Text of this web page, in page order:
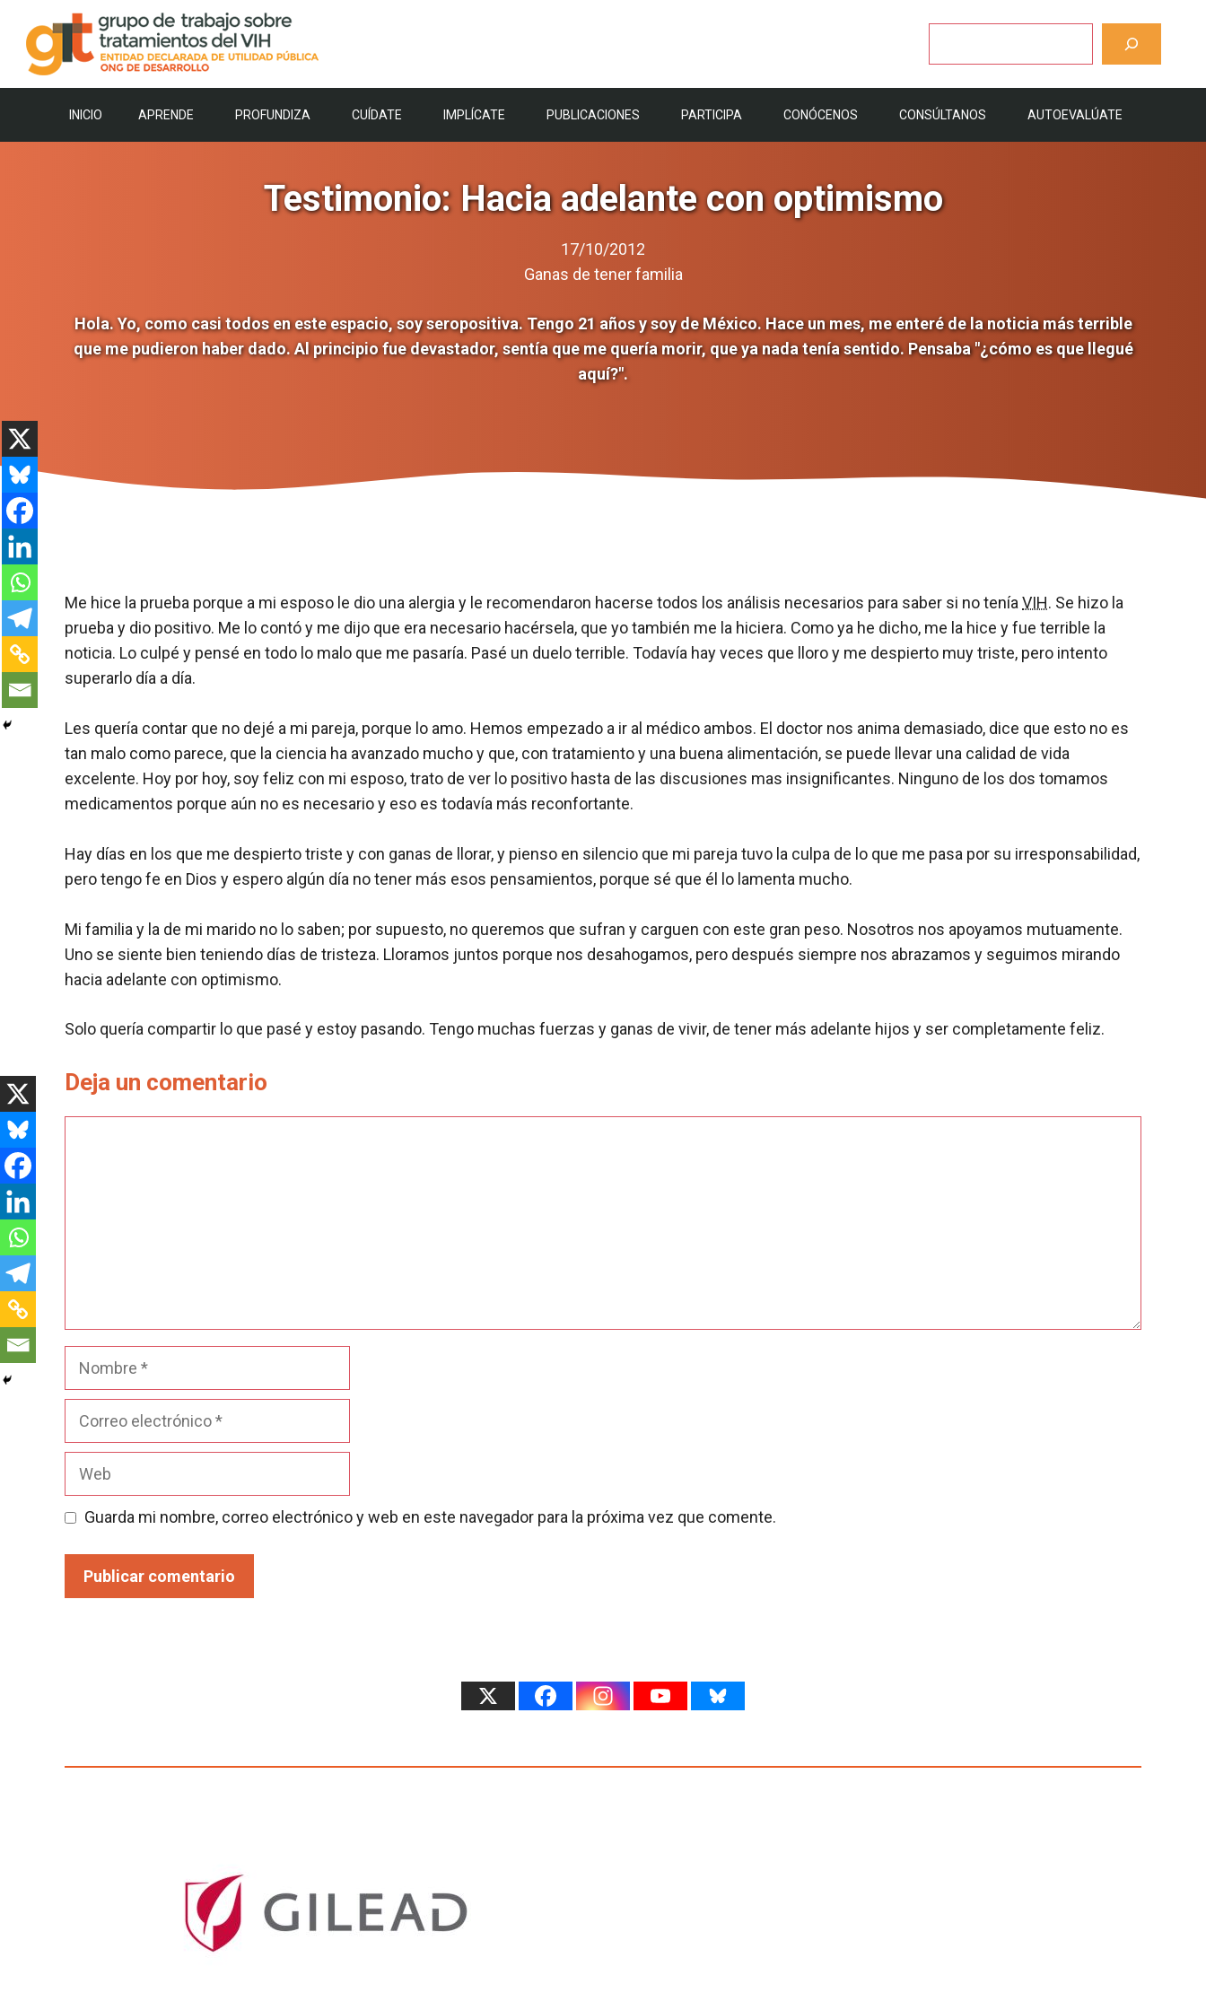
contenido
INICIO APRENDE PROFUNDIZA CUÍDATE IMPLÍCATE PUBLICACIONES PARTICIPA CONÓCENOS CONSÚLTANOS AUTOEVALÚATE
Testimonio: Hacia adelante con optimismo
17/10/2012
Ganas de tener familia
Hola. Yo, como casi todos en este espacio, soy seropositiva. Tengo 21 años y soy de México. Hace un mes, me enteré de la noticia más terrible
que me pudieron haber dado. Al principio fue devastador, sentía que me quería morir, que ya nada tenía sentido. Pensaba "¿cómo es que llegué
aquí?".
Me hice la prueba porque a mi esposo le dio una alergia y le recomendaron hacerse todos los análisis necesarios para saber si no tenía VIH. Se hizo la
prueba y dio positivo. Me lo contó y me dijo que era necesario hacérsela, que yo también me la hiciera. Como ya he dicho, me la hice y fue terrible la
noticia. Lo culpé y pensé en todo lo malo que me pasaría. Pasé un duelo terrible. Todavía hay veces que lloro y me despierto muy triste, pero intento
superarlo día a día.
Les quería contar que no dejé a mi pareja, porque lo amo. Hemos empezado a ir al médico ambos. El doctor nos anima demasiado, dice que esto no es
tan malo como parece, que la ciencia ha avanzado mucho y que, con tratamiento y una buena alimentación, se puede llevar una calidad de vida
excelente. Hoy por hoy, soy feliz con mi esposo, trato de ver lo positivo hasta de las discusiones mas insignificantes. Ninguno de los dos tomamos
medicamentos porque aún no es necesario y eso es todavía más reconfortante.
Hay días en los que me despierto triste y con ganas de llorar, y pienso en silencio que mi pareja tuvo la culpa de lo que me pasa por su irresponsabilidad,
pero tengo fe en Dios y espero algún día no tener más esos pensamientos, porque sé que él lo lamenta mucho.
Mi familia y la de mi marido no lo saben; por supuesto, no queremos que sufran y carguen con este gran peso. Nosotros nos apoyamos mutuamente.
Uno se siente bien teniendo días de tristeza. Lloramos juntos porque nos desahogamos, pero después siempre nos abrazamos y seguimos mirando
hacia adelante con optimismo.
Solo quería compartir lo que pasé y estoy pasando. Tengo muchas fuerzas y ganas de vivir, de tener más adelante hijos y ser completamente feliz.
Deja un comentario
Nombre
Guarda mi nombre, correo electrónico y web en este navegador para la próxima vez que comente.